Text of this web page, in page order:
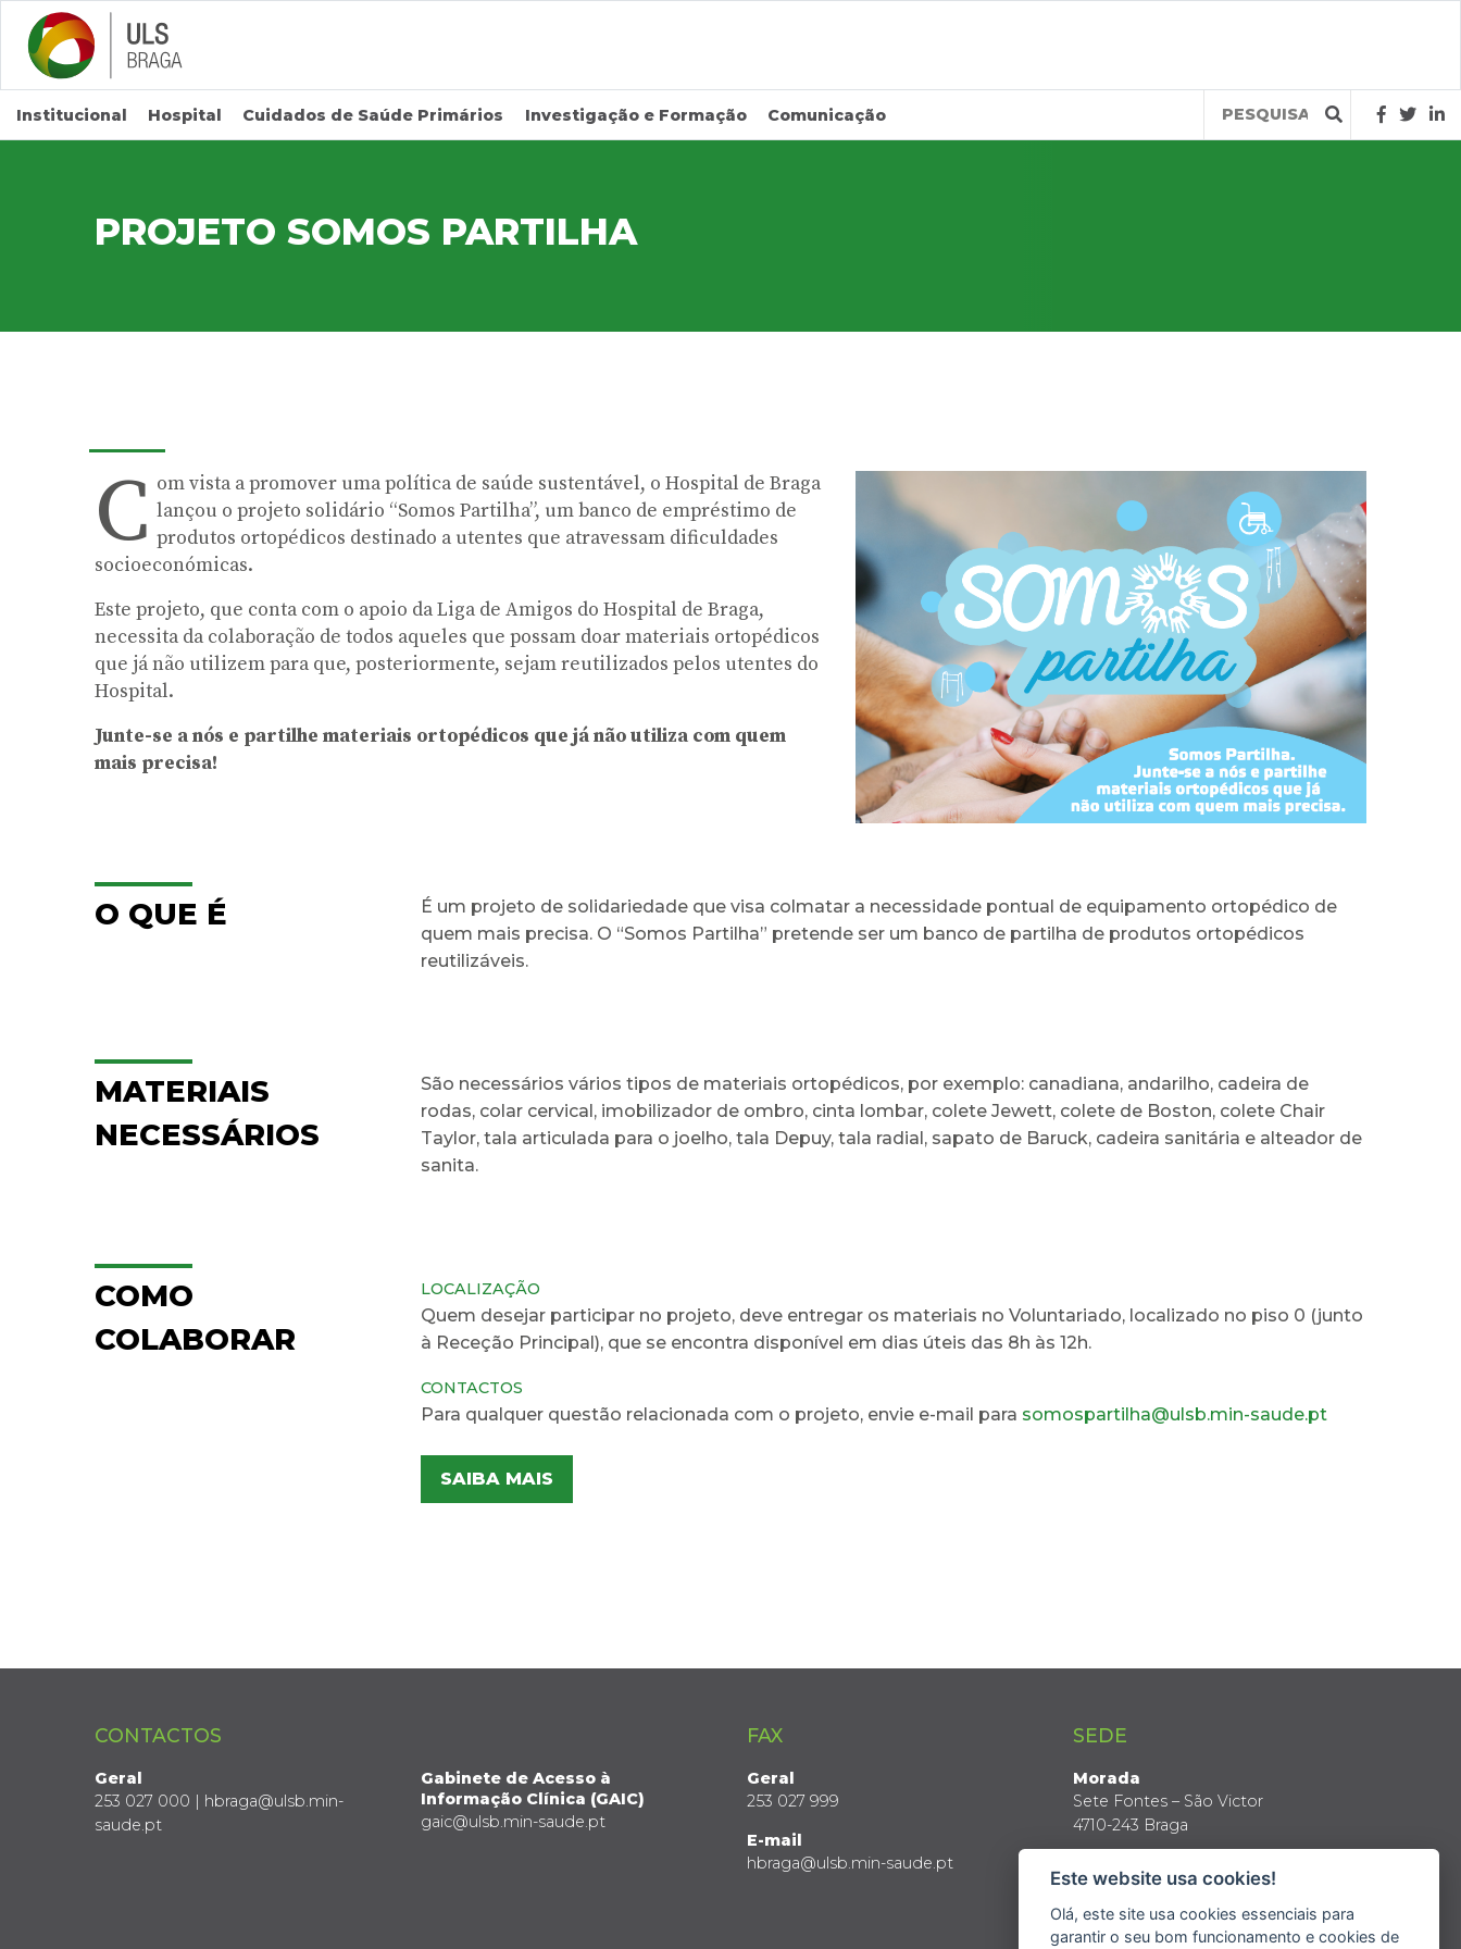
Saltar para conteúdo principal
Institucional Hospital Cuidados de Saúde Primários Investigação e Formação Comunicação
Query
PROJETO SOMOS PARTILHA
C om vista a promover uma política de saúde sustentável, o Hospital de Braga
lançou o projeto solidário “Somos Partilha”, um banco de empréstimo de
produtos ortopédicos destinado a utentes que atravessam dificuldades
socioeconómicas.
Este projeto, que conta com o apoio da Liga de Amigos do Hospital de Braga,
necessita da colaboração de todos aqueles que possam doar materiais ortopédicos
que já não utilizem para que, posteriormente, sejam reutilizados pelos utentes do
Hospital.
Junte-se a nós e partilhe materiais ortopédicos que já não utiliza com quem
mais precisa!
O QUE É
É um projeto de solidariedade que visa colmatar a necessidade pontual de equipamento ortopédico de
quem mais precisa. O “Somos Partilha” pretende ser um banco de partilha de produtos ortopédicos
reutilizáveis.
MATERIAIS
NECESSÁRIOS
São necessários vários tipos de materiais ortopédicos, por exemplo: canadiana, andarilho, cadeira de
rodas, colar cervical, imobilizador de ombro, cinta lombar, colete Jewett, colete de Boston, colete Chair
Taylor, tala articulada para o joelho, tala Depuy, tala radial, sapato de Baruck, cadeira sanitária e alteador de
sanita.
COMO
COLABORAR
LOCALIZAÇÃO
Quem desejar participar no projeto, deve entregar os materiais no Voluntariado, localizado no piso 0 (junto
à Receção Principal), que se encontra disponível em dias úteis das 8h às 12h.
CONTACTOS
Para qualquer questão relacionada com o projeto, envie e-mail para somospartilha@ulsb.min-saude.pt
SAIBA MAIS
CONTACTOS
Geral
253 027 000 | hbraga@ulsb.min-
saude.pt
Gabinete de Acesso à
Informação Clínica (GAIC)
gaic@ulsb.min-saude.pt
FAX
Geral
253 027 999
E-mail
hbraga@ulsb.min-saude.pt
SEDE
Morada
Sete Fontes – São Victor
4710-243 Braga
Latitude: 41º 34’ N
Longitude: 8º 24’ W
Este website usa cookies!
Olá, este site usa cookies essenciais para
garantir o seu bom funcionamento e cookies de